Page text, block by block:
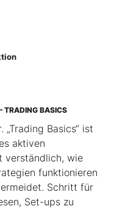
TRADING BASICS
Basics“ ist
aktiven
verständlich, wie
funktionieren
Schritt für
Set-ups zu